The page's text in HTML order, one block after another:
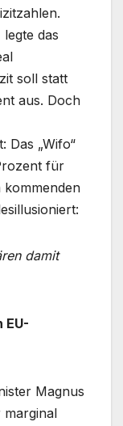
das
soll statt
aus. Doch
Das „Wifo“
für
damit
EU-
Magnus